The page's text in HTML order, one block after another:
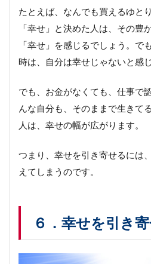
たとえば、なんでも買えるゆと
「幸せ」と決めた人は、その豊
「幸せ」を感じるでしょう。で
時は、自分は幸せじゃないと感
でも、お金がなくても、仕事で
んな自分も、そのままで生きて
人は、幸せの幅が広がります。
つまり、幸せを引き寄せるには
えてしまうのです。
６．幸せを引き